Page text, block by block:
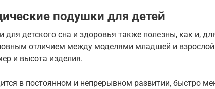
подушки для детей
для детского сна и здоровья также полезны, как и,
отличием между моделями младшей и взрослой
и высота изделия.
в постоянном и непрерывном развитии, быстро